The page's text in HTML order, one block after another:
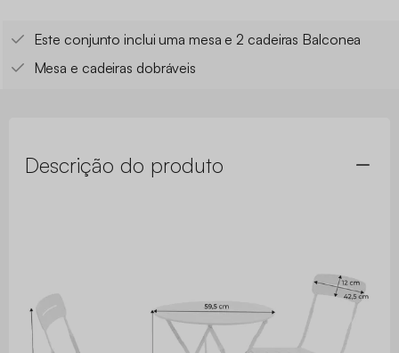
Este conjunto inclui uma mesa e 2 cadeiras Balconea
Mesa e cadeiras dobráveis
Descrição do produto